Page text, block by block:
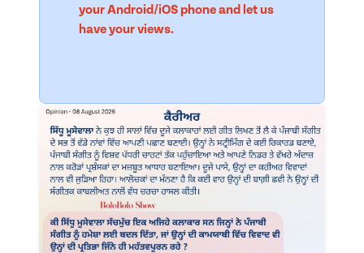
your Android/iOS phone and let us
have your views.